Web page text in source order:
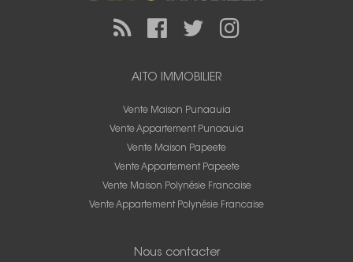
AITO IMMOBILIER
Vente Maison Punaauia
Vente Appartement Punaauia
Vente Maison Papeete
Vente Appartement Papeete
Vente Maison Polynésie Francaise
Vente Appartement Polynésie Francaise
Nous contacter